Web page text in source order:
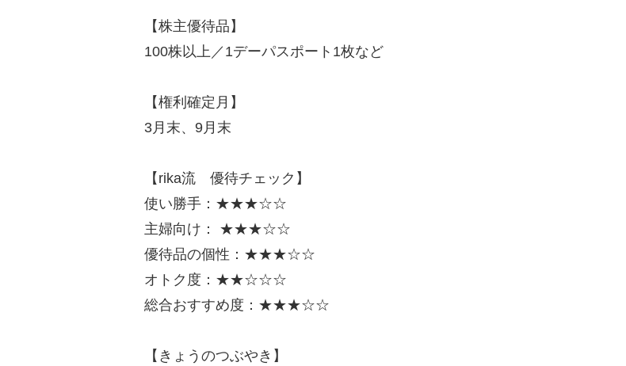
【株主優待品】
100株以上／1デーパスポート1枚など
【権利確定月】
3月末、9月末
【rika流 優待チェック】
使い勝手：★★★☆☆
主婦向け： ★★★☆☆
優待品の個性：★★★☆☆
オトク度：★★☆☆☆
総合おすすめ度：★★★☆☆
【きょうのつぶやき】